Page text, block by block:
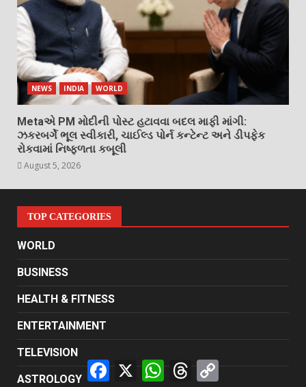
NEWS INDIA WORLD
Metaએ PM મોદીની પોસ્ટ હટાવવા બદલ માફી માંગી:
ઝકરબર્ગે ભૂલ સ્વીકારી, ચાઈલ્ડ પોર્ન કન્ટેન્ટ અને ડીપફેક
રોકવામાં નિષ્ફળતા કબૂલી
August 5, 2026
TOP CATEGORIES
WORLD
BUSINESS
HEALTH & FITNESS
ENTERTAINMENT
TELEVISION
ASTROLOGY
Facebook
X WhatsApp
Threads